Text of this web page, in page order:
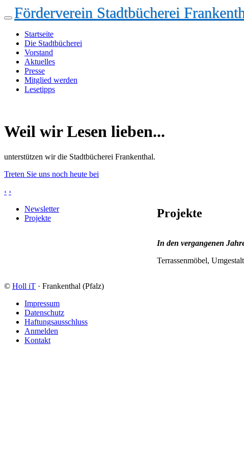
Förderverein Stadtbücherei
Startseite
Die Stadtbücherei
Vorstand
Aktuelles
Presse
Mitglied werden
Lesetipps
Weil wir Lesen lieben...
unterstützen wir die Stadtbücherei Frankenthal.
Treten Sie uns noch heute bei
‹ ›
Newsletter
Projekte
Projekte
In den vergangenen
Terrassenmöbel,
© Holl iT · Frankenthal (Pfalz)
Impressum
Datenschutz
Haftungsausschluss
Anmelden
Kontakt